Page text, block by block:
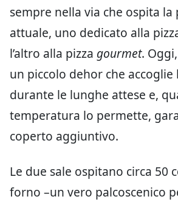
sempre nella via che ospita la
attuale, uno dedicato alla
l’altro alla pizza gourmet. Oggi,
un piccolo dehor che accoglie
durante le lunghe attese e,
temperatura lo permette,
coperto aggiuntivo.
Le due sale ospitano circa 50
forno –un vero palcoscenico